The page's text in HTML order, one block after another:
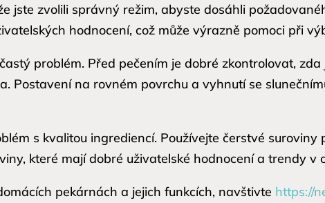
jste zvolili správný režim, abyste dosáhli
hodnocení, což může výrazně pomoci při
problém. Před pečením je dobré zkontrolovat,
Postavení na rovném povrchu a vyhnutí se
s kvalitou ingrediencí. Používejte čerstvé
které mají dobré uživatelské hodnocení a trendy v
pekárnách a jejich funkcích, navštivte https://